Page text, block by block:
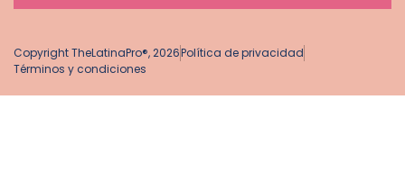
Copyright TheLatinaPro®, 2026Política de privacidad
Términos y condiciones